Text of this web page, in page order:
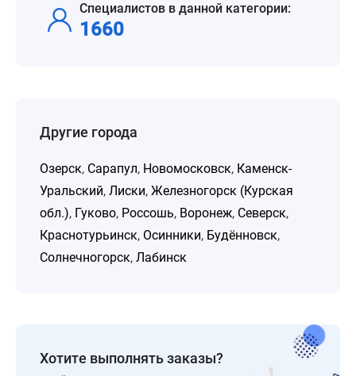
Специалистов в данной категории:
1660
Другие города
Озерск, Сарапул, Новомосковск, Каменск-
Уральский, Лиски, Железногорск (Курская
обл.), Гуково, Россошь, Воронеж, Северск,
Краснотурьинск, Осинники, Будённовск,
Солнечногорск, Лабинск
Хотите выполнять заказы?